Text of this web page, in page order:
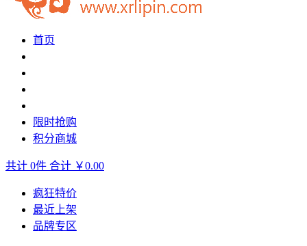
首页
限时抢购
积分商城
共计 0件 合计 ￥0.00
疯狂特价
最近上架
品牌专区